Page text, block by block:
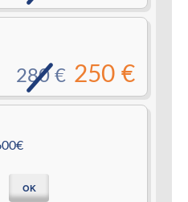
250 €
280 €
OK